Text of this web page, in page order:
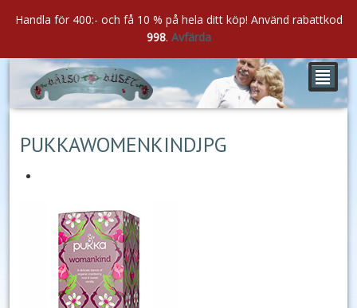
²
PUKKAWOMENKINDJPG
Handla för 400:- och få 10 % på hela ditt köp! Använd rabattkod
998. Avfärda